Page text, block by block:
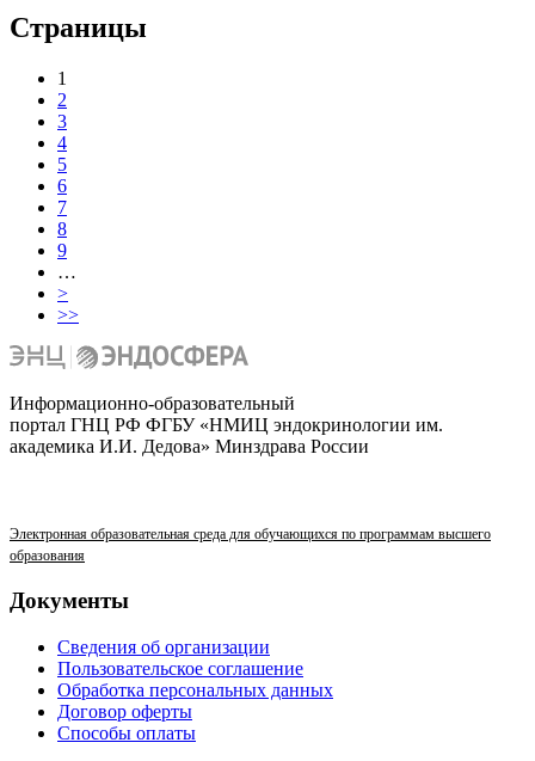
Страницы
1
2
3
4
5
6
7
8
9
…
>
>>
Информационно-образовательный
портал ГНЦ РФ ФГБУ «НМИЦ эндокринологии им.
академика И.И. Дедова» Минздрава России
Электронная образовательная среда для обучающихся по программам высшего
образования
Документы
Сведения об организации
Пользовательское соглашение
Обработка персональных данных
Договор оферты
Способы оплаты